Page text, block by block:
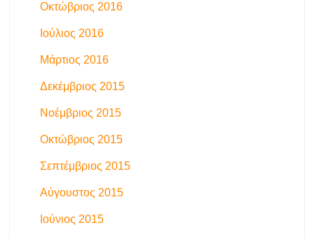
Οκτώβριος 2016
Ιούλιος 2016
Μάρτιος 2016
Δεκέμβριος 2015
Νοέμβριος 2015
Οκτώβριος 2015
Σεπτέμβριος 2015
Αύγουστος 2015
Ιούνιος 2015